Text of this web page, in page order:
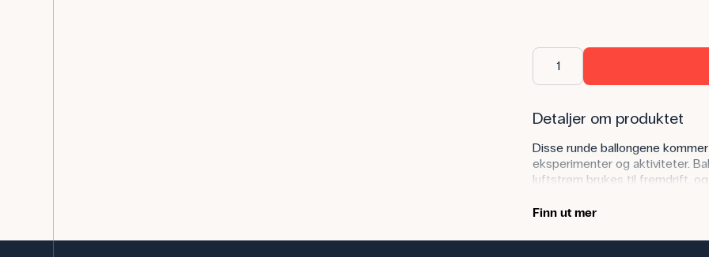
Detaljer om produktet
Disse runde ballongene
eksperimenter og aktiviteter.
luftstrøm brukes til fremdrift,
Finn ut mer